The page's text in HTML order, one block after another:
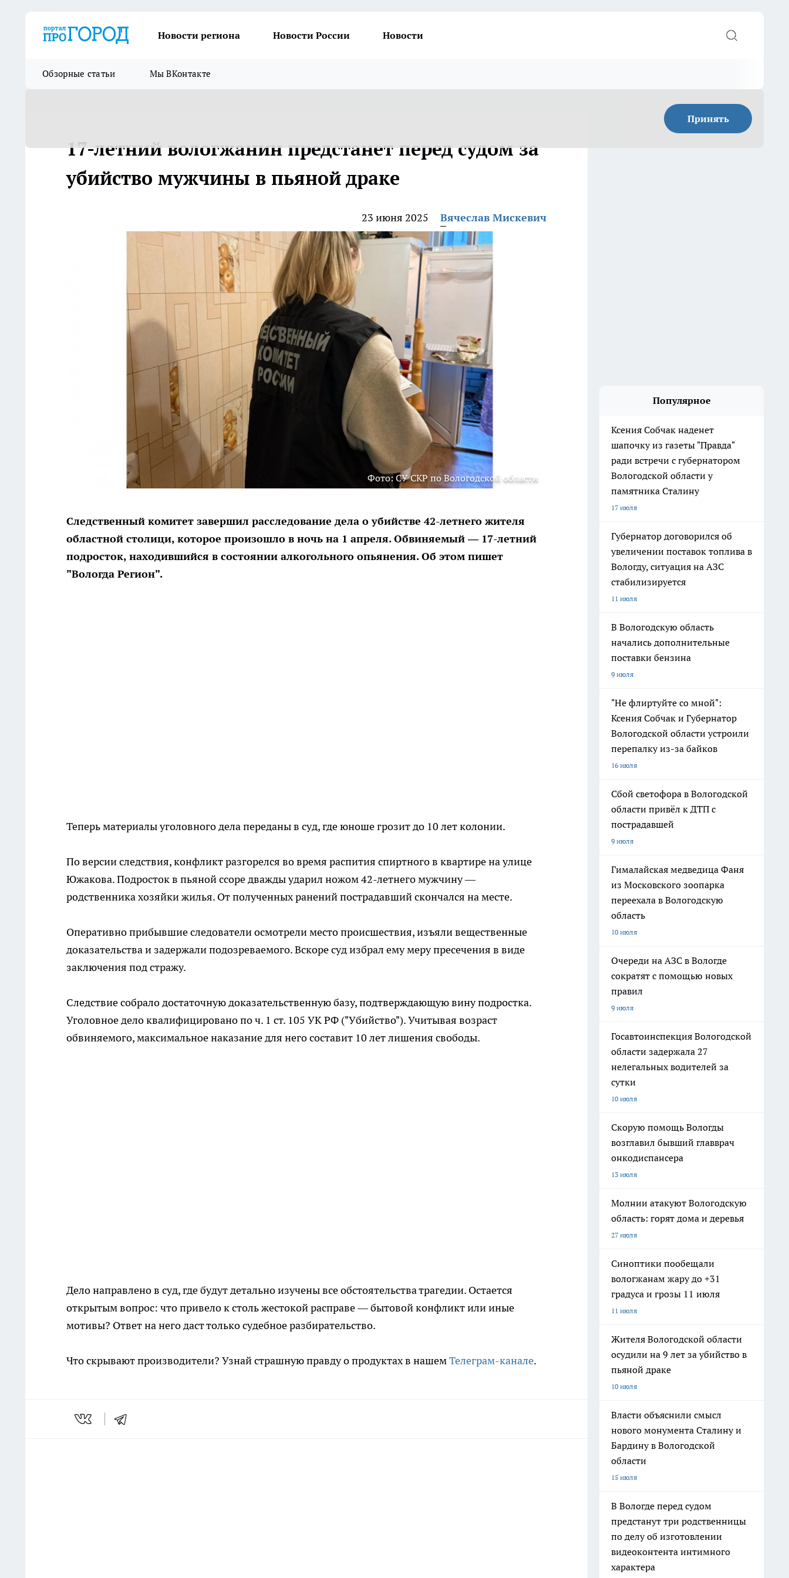
Новости региона Новости России Новости
Обзорные статьи Мы ВКонтакте
Принять
17-летний вологжанин предстанет перед судом за
убийство мужчины в пьяной драке
23 июня 2025 Вячеслав Мискевич
Фото: СУ СКР по Вологодской области
Следственный комитет завершил расследование дела о убийстве 42-летнего жителя
областной столици, которое произошло в ночь на 1 апреля. Обвиняемый — 17-летний
подросток, находившийся в состоянии алкогольного опьянения. Об этом пишет
"Вологда Регион".
Теперь материалы уголовного дела переданы в суд, где юноше грозит до 10 лет колонии.
По версии следствия, конфликт разгорелся во время распития спиртного в квартире на улице
Южакова. Подросток в пьяной ссоре дважды ударил ножом 42-летнего мужчину —
родственника хозяйки жилья. От полученных ранений пострадавший скончался на месте.
Оперативно прибывшие следователи осмотрели место происшествия, изъяли вещественные
доказательства и задержали подозреваемого. Вскоре суд избрал ему меру пресечения в виде
заключения под стражу.
Следствие собрало достаточную доказательственную базу, подтверждающую вину подростка.
Уголовное дело квалифицировано по ч. 1 ст. 105 УК РФ ("Убийство"). Учитывая возраст
обвиняемого, максимальное наказание для него составит 10 лет лишения свободы.
Дело направлено в суд, где будут детально изучены все обстоятельства трагедии. Остается
открытым вопрос: что привело к столь жестокой расправе — бытовой конфликт или иные
мотивы? Ответ на него даст только судебное разбирательство.
Что скрывают производители? Узнай страшную правду о продуктах в нашемТелеграм-канале.
Популярное
Ксения Собчак наденет
шапочку из газеты "Правда"
ради встречи с губернатором
Вологодской области у
памятника Сталину
17 июля
Губернатор договорился об
увеличении поставок топлива в
Вологду, ситуация на АЗС
стабилизируется
11 июля
В Вологодскую область
начались дополнительные
поставки бензина
9 июля
"Не флиртуйте со мной":
Ксения Собчак и Губернатор
Вологодской области устроили
перепалку из-за байков
16 июля
Сбой светофора в Вологодской
области привёл к ДТП с
пострадавшей
9 июля
Гималайская медведица Фаня
из Московского зоопарка
переехала в Вологодскую
область
10 июля
Очереди на АЗС в Вологде
сократят с помощью новых
правил
9 июля
Госавтоинспекция Вологодской
области задержала 27
нелегальных водителей за
сутки
10 июля
Скорую помощь Вологды
возглавил бывший главврач
онкодиспансера
13 июля
Молнии атакуют Вологодскую
область: горят дома и деревья
27 июля
Синоптики пообещали
вологжанам жару до +31
градуса и грозы 11 июля
11 июля
Жителя Вологодской области
осудили на 9 лет за убийство в
пьяной драке
10 июля
Власти объяснили смысл
нового монумента Сталину и
Бардину в Вологодской
области
15 июля
В Вологде перед судом
предстанут три родственницы
по делу об изготовлении
видеоконтента интимного
характера